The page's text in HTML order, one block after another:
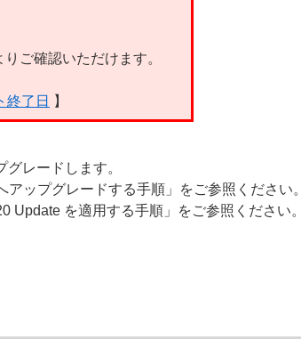
ご確認いただけます。
終了日 】
グレードします。
ップグレードする手順」をご参照ください。
Update を適用する手順」をご参照ください。